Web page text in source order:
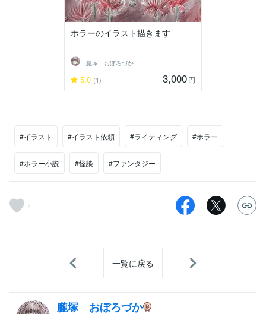
ホラーのイラスト描きます
朧塚 おぼろづか
5.0 (1) 3,000円
#イラスト #イラスト依頼 #ライティング #ホラー
#ホラー小説 #怪談 #ファンタジー
7
一覧に戻る
朧塚 おぼろづか